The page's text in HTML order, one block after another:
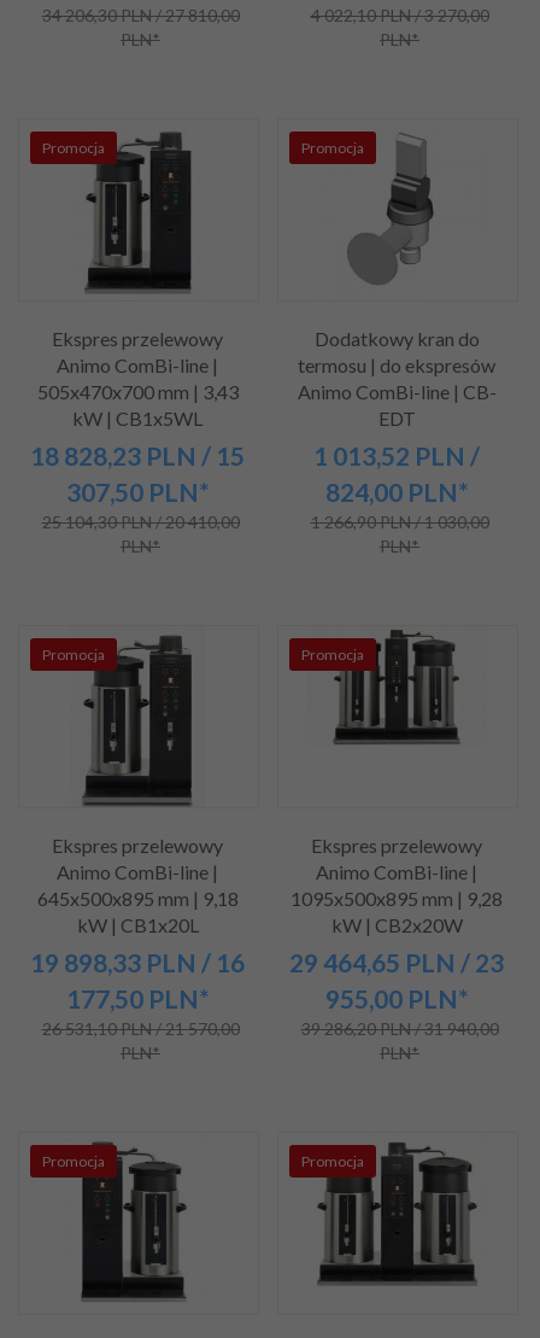
34 206,30 PLN / 27 810,00
PLN*
4 022,10 PLN / 3 270,00
PLN*
Promocja
Ekspres przelewowy
Animo ComBi-line |
505x470x700 mm | 3,43
kW | CB1x5WL
18 828,23 PLN / 15
307,50 PLN*
25 104,30 PLN / 20 410,00
PLN*
Promocja
Dodatkowy kran do
termosu | do ekspresów
Animo ComBi-line | CB-
EDT
1 013,52 PLN /
824,00 PLN*
1 266,90 PLN / 1 030,00
PLN*
Promocja
Ekspres przelewowy
Animo ComBi-line |
645x500x895 mm | 9,18
kW | CB1x20L
19 898,33 PLN / 16
177,50 PLN*
26 531,10 PLN / 21 570,00
PLN*
Promocja
Ekspres przelewowy
Animo ComBi-line |
1095x500x895 mm | 9,28
kW | CB2x20W
29 464,65 PLN / 23
955,00 PLN*
39 286,20 PLN / 31 940,00
PLN*
Promocja Promocja